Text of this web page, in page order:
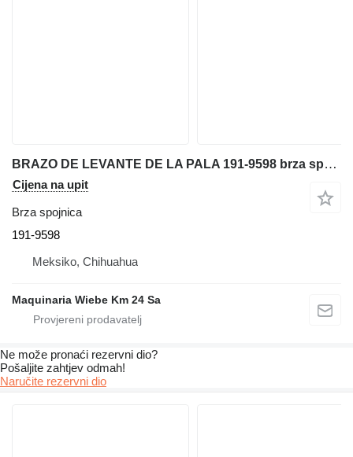
BRAZO DE LEVANTE DE LA PALA 191-9598 brza spojnica za Caterpillar 232 mini utovarivača
Cijena na upit
Brza spojnica
191-9598
Meksiko, Chihuahua
Maquinaria Wiebe Km 24 Sa
Ne može pronaći rezervni dio?
Pošaljite zahtjev odmah!
Naručite rezervni dio